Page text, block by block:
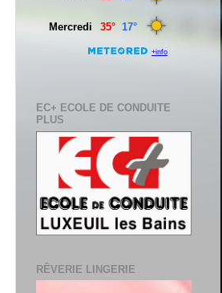
EC+ ECOLE DE CONDUITE
PLUS
RÊVERIE LINGERIE